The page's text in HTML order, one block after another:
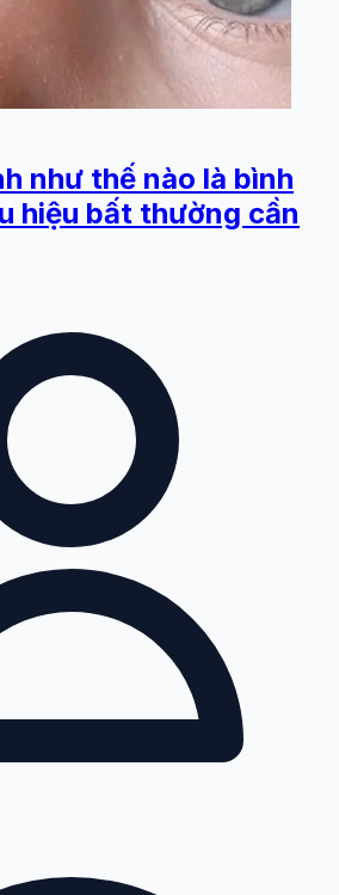
như thế nào là bình
hiệu bất thường cần